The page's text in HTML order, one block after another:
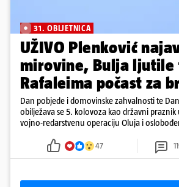
31. OBLJETNICA
UŽIVO Plenković
mirovine, Bulja
Rafaleima počast za
Dan pobjede i domovinske zahvalnosti te
obilježava se 5. kolovoza kao državni praznik
vojno-redarstvenu operaciju Oluja i
47